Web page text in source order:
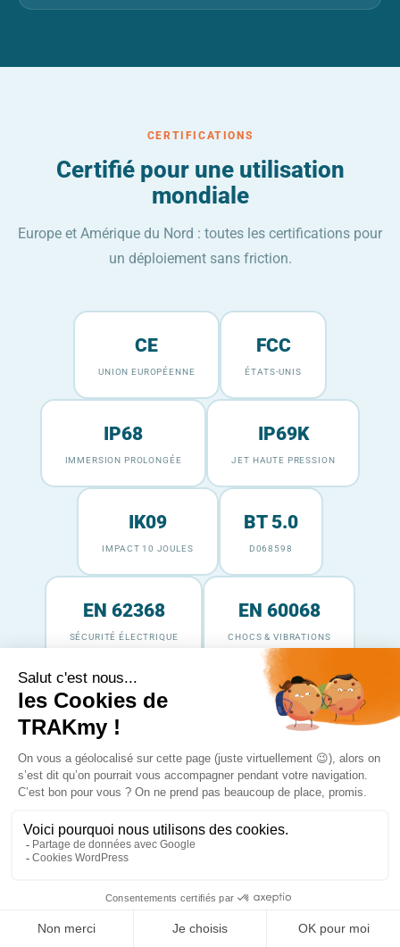
CERTIFICATIONS
Certifié pour une utilisation
mondiale
Europe et Amérique du Nord : toutes les certifications pour
un déploiement sans friction.
CE
UNION EUROPÉENNE
FCC
ÉTATS-UNIS
IP68
IMMERSION PROLONGÉE
IP69K
JET HAUTE PRESSION
IK09
IMPACT 10 JOULES
BT 5.0
D068598
EN 62368
SÉCURITÉ ÉLECTRIQUE
EN 60068
CHOCS & VIBRATIONS
6 options d'accroche